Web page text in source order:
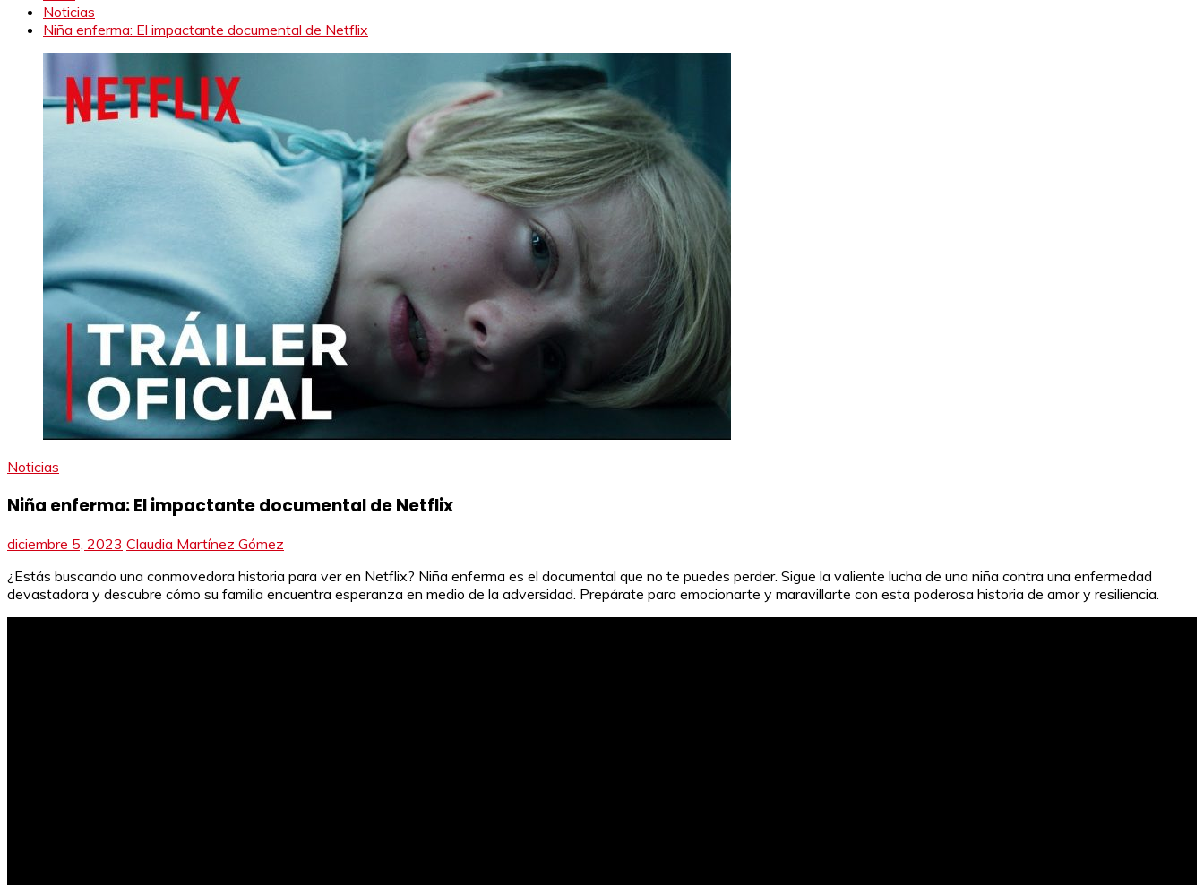
Noticias
Niña enferma: El impactante documental de Netflix
Noticias
Niña enferma: El impactante documental de Netflix
diciembre 5, 2023 Claudia Martínez Gómez
¿Estás buscando una conmovedora historia para ver en Netflix? Niña enferma es el documental que no te puedes perder. Sigue la valiente lucha de una niña contra una enfermedad
devastadora y descubre cómo su familia encuentra esperanza en medio de la adversidad. Prepárate para emocionarte y maravillarte con esta poderosa historia de amor y resiliencia.